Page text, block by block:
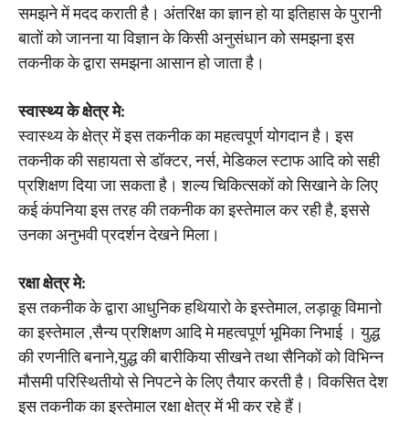
समझने में मदद कराती है। अंतरिक्ष का ज्ञान हो या इतिहास के पुरानी
बातों को जानना या विज्ञान के किसी अनुसंधान को समझना इस
तकनीक के द्वारा समझना आसान हो जाता है।
स्वास्थ्य के क्षेत्र मे:
स्वास्थ्य के क्षेत्र में इस तकनीक का महत्वपूर्ण योगदान है। इस
तकनीक की सहायता से डॉक्टर, नर्स, मेडिकल स्टाफ आदि को सही
प्रशिक्षण दिया जा सकता है। शल्य चिकित्सकों को सिखाने के लिए
कई कंपनिया इस तरह की तकनीक का इस्तेमाल कर रही है, इससे
उनका अनुभवी प्रदर्शन देखने मिला।
रक्षा क्षेत्र मे:
इस तकनीक के द्वारा आधुनिक हथियारो के इस्तेमाल, लड़ाकू विमानो
का इस्तेमाल ,सैन्य प्रशिक्षण आदि मे महत्वपूर्ण भूमिका निभाई । युद्ध
की रणनीति बनाने,युद्ध की बारीकिया सीखने तथा सैनिकों को विभिन्न
मौसमी परिस्थितीयो से निपटने के लिए तैयार करती है। विकसित देश
इस तकनीक का इस्तेमाल रक्षा क्षेत्र में भी कर रहे हैं।